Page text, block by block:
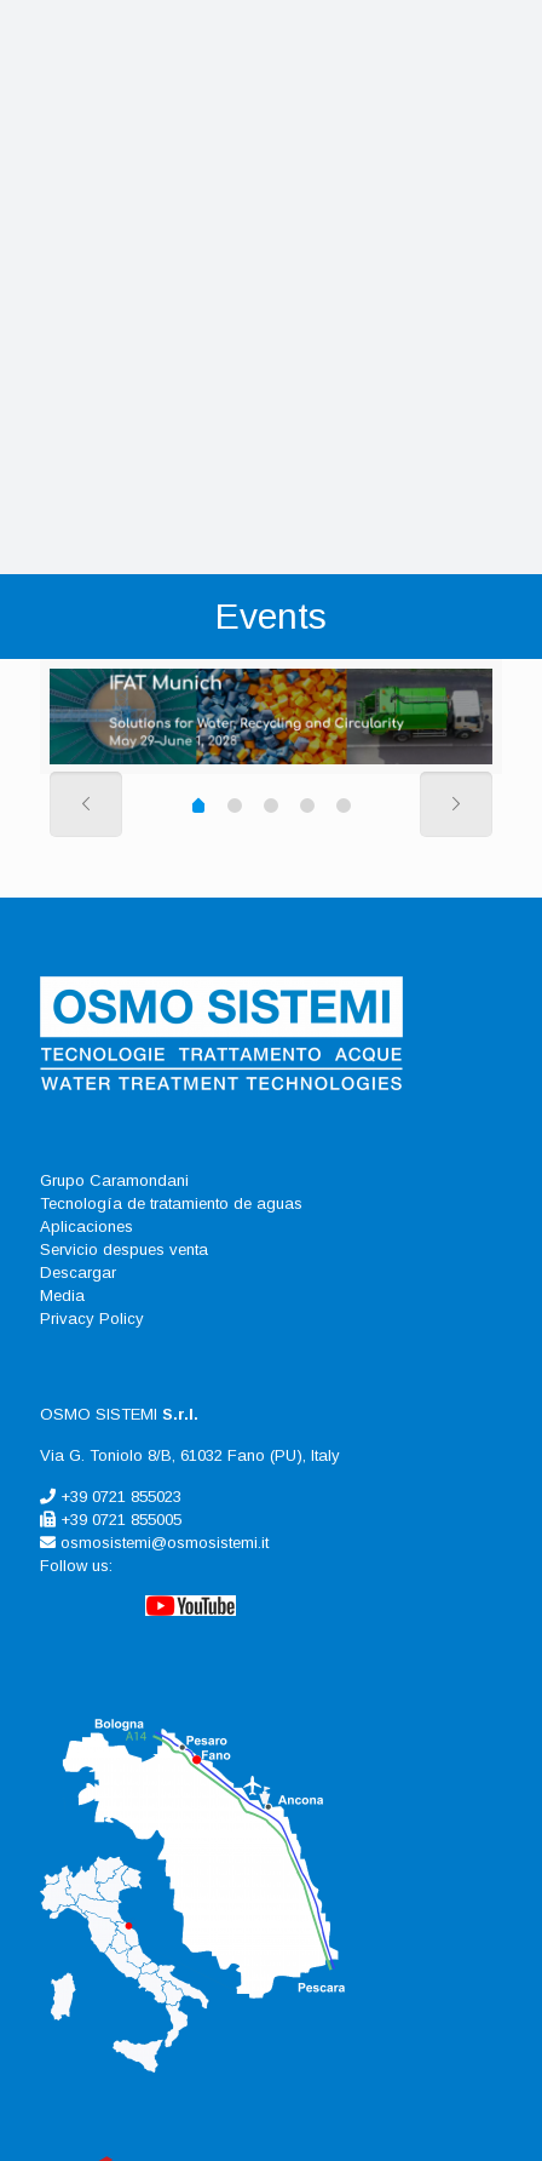
Events
Grupo Caramondani
Tecnología de tratamiento de aguas
Aplicaciones
Servicio despues venta
Descargar
Media
Privacy Policy
OSMO SISTEMI S.r.l.
Via G. Toniolo 8/B, 61032 Fano (PU), Italy
+39 0721 855023
+39 0721 855005
osmosistemi@osmosistemi.it
Follow us: